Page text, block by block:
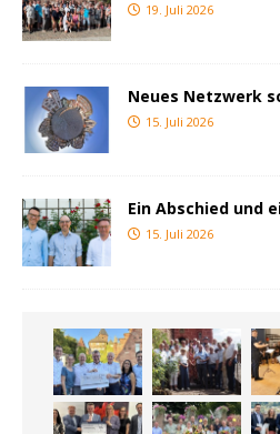
19. Juli 2026
Neues Netzwerk
15. Juli 2026
Ein Abschied und
15. Juli 2026